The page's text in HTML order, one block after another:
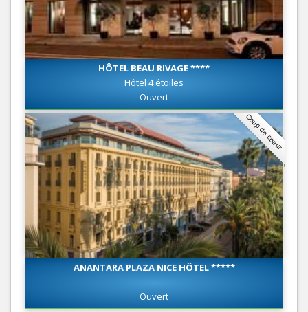
HÔTEL BEAU RIVAGE ****
Hôtel 4 étoiles
Ouvert
Coup de coeur
ANANTARA PLAZA NICE HÔTEL *****
Ouvert